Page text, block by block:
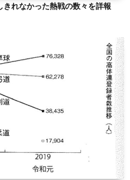
れなかった熱戦の数々を詳報